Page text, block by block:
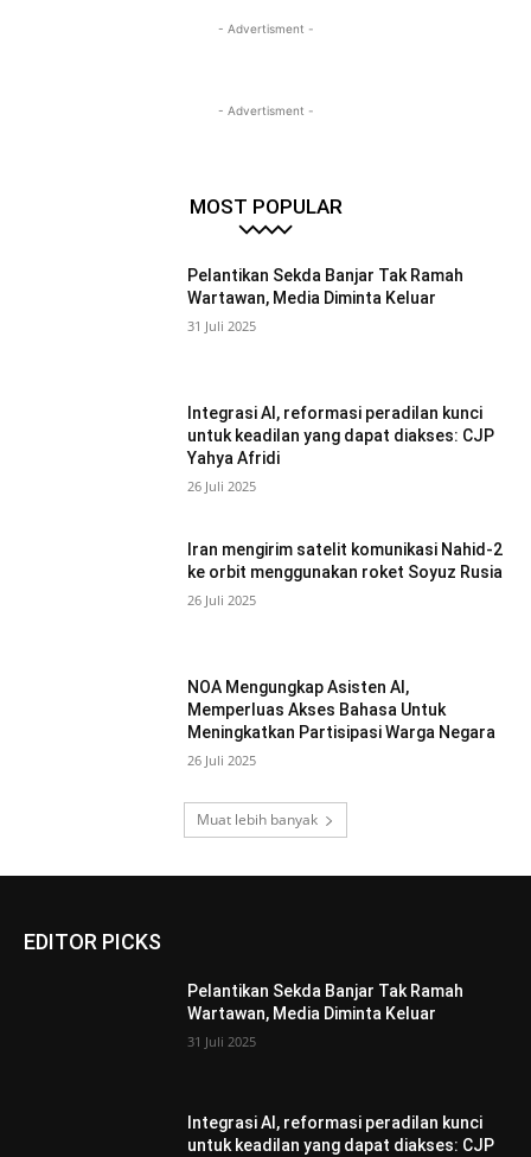
- Advertisment -
- Advertisment -
MOST POPULAR
Pelantikan Sekda Banjar Tak Ramah
Wartawan, Media Diminta Keluar
31 Juli 2025
Integrasi AI, reformasi peradilan kunci
untuk keadilan yang dapat diakses: CJP
Yahya Afridi
26 Juli 2025
Iran mengirim satelit komunikasi Nahid-2
ke orbit menggunakan roket Soyuz Rusia
26 Juli 2025
NOA Mengungkap Asisten AI,
Memperluas Akses Bahasa Untuk
Meningkatkan Partisipasi Warga Negara
26 Juli 2025
Muat lebih banyak
EDITOR PICKS
Pelantikan Sekda Banjar Tak Ramah
Wartawan, Media Diminta Keluar
31 Juli 2025
Integrasi AI, reformasi peradilan kunci
untuk keadilan yang dapat diakses: CJP